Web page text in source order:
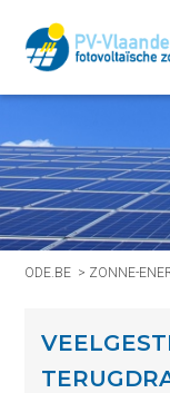
ODE.BE > ZONNE-